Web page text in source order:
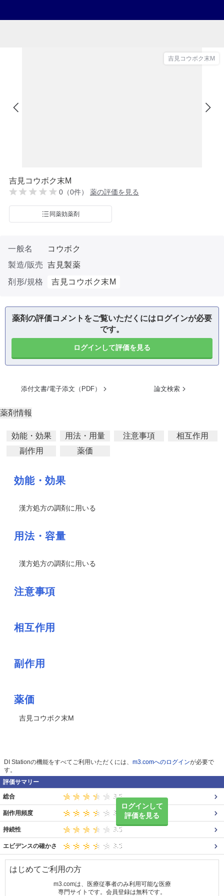
吉見コウボク末M
吉見コウボク末M
0（0件） 薬の評価を見る
同薬効薬剤
一般名
コウボク
製造/販売 吉見製薬
剤形/規格
吉見コウボク末M
薬剤の評価コメントをご覧いただくにはログインが必要
です。
ログインして評価を見る
添付文書/電子添文（PDF） 論文検索
薬剤情報
効能・効果 用法・用量 注意事項
相互作用
副作用
薬価
効能・効果
漢方処方の調剤に用いる
用法・容量
漢方処方の調剤に用いる
注意事項
相互作用
副作用
薬価
吉見コウボク末M
DI Stationの機能をすべてご利用いただくには、 m3.comへのログインが必要で
す。
評価サマリー
ログインして
評価を見る
総合
副作用頻度
持続性
エビデンスの確かさ
はじめてご利用の方
m3.comは、医療従事者のみ利用可能な医療
専門サイトです。会員登録は無料です。